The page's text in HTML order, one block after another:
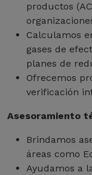
productos
Calculamos
gases de
planes de
Ofrecemos
verificación
Asesoramiento
Brindamos
áreas como
Ayudamos a